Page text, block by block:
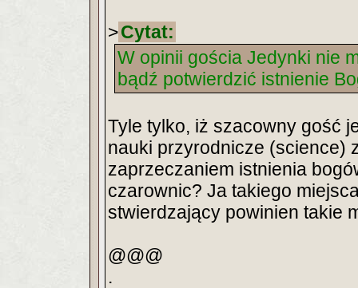
>Cytat:
W opinii gościa Jedynki nie
bądź potwierdzić istnienie
Tyle tylko, iż szacowny gość
nauki przyrodnicze (science)
zaprzeczaniem istnienia
czarownic? Ja takiego
stwierdzający powinien takie
@@@
.